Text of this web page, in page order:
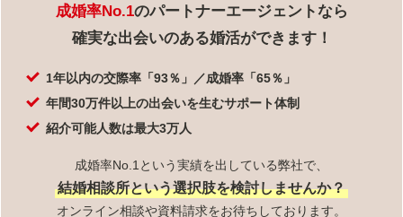
成婚率No.1のパートナーエージェントなら
確実な出会いのある婚活ができます！
1年以内の交際率「93％」／成婚率「65％」
年間30万件以上の出会いを生むサポート体制
紹介可能人数は最大3万人
成婚率No.1という実績を出している弊社で、
結婚相談所という選択肢を検討しませんか？
オンライン相談や資料請求をお待ちしております。